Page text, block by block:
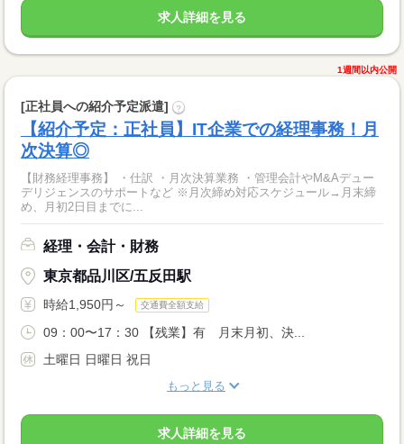
求人詳細を見る
1週間以内公開
[正社員への紹介予定派遣] ?
【紹介予定：正社員】IT企業での経理事務！月
次決算◎
【財務経理事務】 ・仕訳 ・月次決算業務 ・管理会計やM&Aデュー
デリジェンスのサポートなど ※月次締め対応スケジュール→月末締
め、月初2日目までに...
経理・会計・財務
東京都品川区/五反田駅
時給1,950円～ 交通費全額支給
09：00〜17：30 【残業】有 月末月初、決...
土曜日 日曜日 祝日
もっと見る
求人詳細を見る